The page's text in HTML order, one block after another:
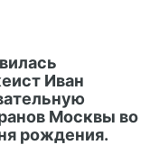
Иван
Москвы во
рождения.